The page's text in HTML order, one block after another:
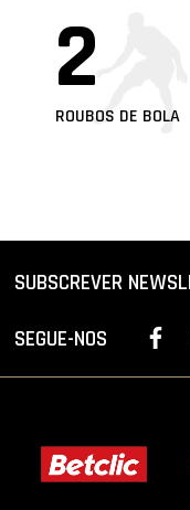
2
ROUBOS DE BOLA
SUBSCREVER
SEGUE-NOS